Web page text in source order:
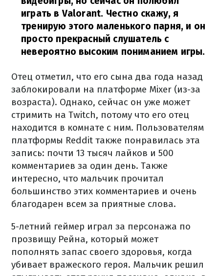
играть в Valorant. Честно скажу, я
тренирую этого маленького парня, и он
просто прекрасный слушатель с
невероятно высоким пониманием игры.
Отец отметил, что его сына два года назад
заблокировали на платформе Mixer (из-за
возраста). Однако, сейчас он уже может
стримить на Twitch, потому что его отец
находится в комнате с ним. Пользователям
платформы Reddit также понравилась эта
запись: почти 13 тысяч лайков и 500
комментариев за один день. Также
интересно, что мальчик прочитал
большинство этих комментариев и очень
благодарен всем за приятные слова.
5-летний геймер играл за персонажа по
прозвищу Рейна, который может
пополнять запас своего здоровья, когда
убивает вражеского героя. Мальчик решил